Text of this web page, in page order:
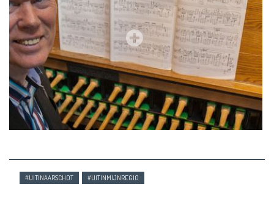
#UITINAARSCHOT #UITINMIJNREGIO